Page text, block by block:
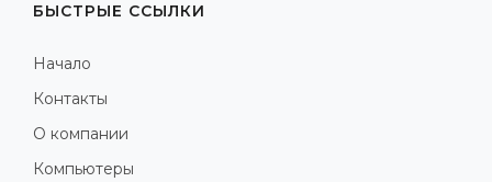
БЫСТРЫЕ ССЫЛКИ
Начало
Контакты
О компании
Компьютеры